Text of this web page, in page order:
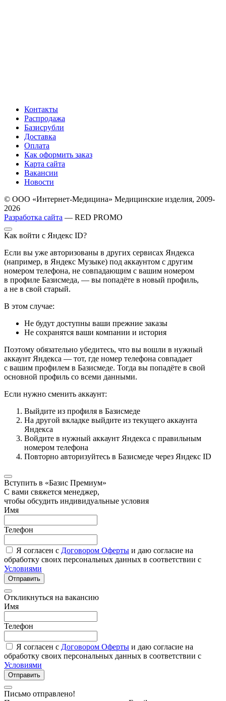
Контакты
Распродажа
Базисрубли
Доставка
Оплата
Как оформить заказ
Карта сайта
Вакансии
Новости
© ООО «Интернет-Медицина» Медицинские изделия, 2009-
2026
Разработка сайта — RED PROMO
Как войти с Яндекс ID?
Если вы уже авторизованы в других сервисах Яндекса
(например, в Яндекс Музыке) под аккаунтом с другим
номером телефона, не совпадающим с вашим номером
в профиле Базисмеда, — вы попадёте в новый профиль,
а не в свой старый.
В этом случае:
Не будут доступны ваши прежние заказы
Не сохранятся ваши компании и история
Поэтому обязательно убедитесь, что вы вошли в нужный
аккаунт Яндекса — тот, где номер телефона совпадает
с вашим профилем в Базисмеде. Тогда вы попадёте в свой
основной профиль со всеми данными.
Если нужно сменить аккаунт:
Выйдите из профиля в Базисмеде
На другой вкладке выйдите из текущего аккаунта
Яндекса
Войдите в нужный аккаунт Яндекса с правильным
номером телефона
Повторно авторизуйтесь в Базисмеде через Яндекс ID
Вступить в «Базис Премиум»
С вами свяжется менеджер,
чтобы обсудить индивидуальные условия
Имя
Телефон
Я согласен с Договором Оферты и даю согласие на
обработку своих персональных данных в соответствии с
Условиями
Отправить
Откликнуться на вакансию
Имя
Телефон
Я согласен с Договором Оферты и даю согласие на
обработку своих персональных данных в соответствии с
Условиями
Отправить
Письмо отправлено!